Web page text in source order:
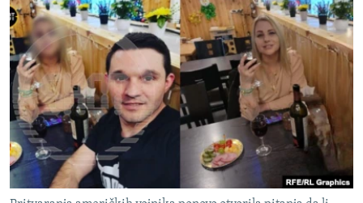
INFOGRAFIKE
KINA NA BALKANU
RSE PRIČE IZ SVIJETA
ISPRIČAJ MI
DNEVNO@RSE
SPECIJALI RSE
VIŠE OD NASLOVA
GENOCID U SREBRENICI
PRATITE NAS